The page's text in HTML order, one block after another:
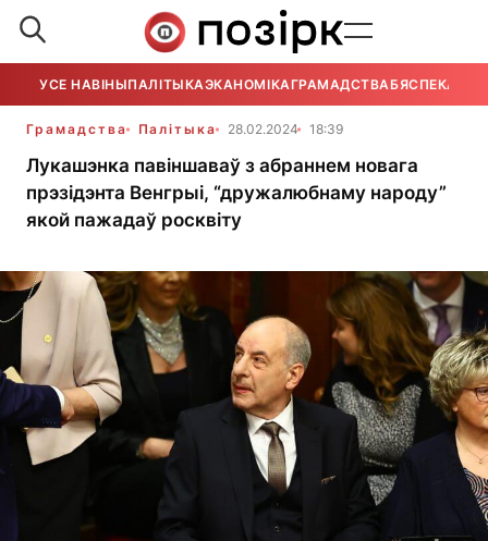
УСЕ НАВІНЫПАЛІТЫКАЭКАНОМІКАГРАМАДСТВАБЯСПЕКА
Грамадства Палітыка 28.02.2024 18:39
Лукашэнка павіншаваў з абраннем новага
прэзідэнта Венгрыі, “дружалюбнаму народу”
якой пажадаў росквіту